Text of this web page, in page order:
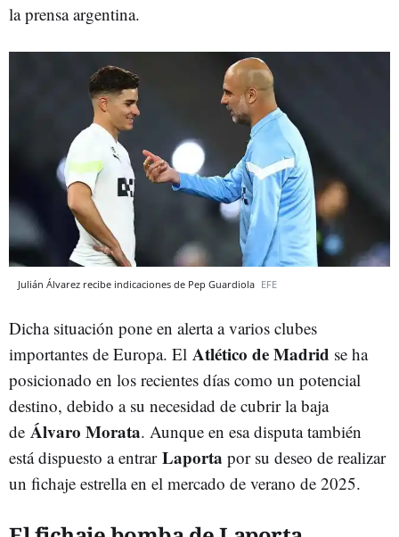
la prensa argentina.
Julián Álvarez recibe indicaciones de Pep Guardiola EFE
Dicha situación pone en alerta a varios clubes
importantes de Europa. El Atlético de Madrid se ha
posicionado en los recientes días como un potencial
destino, debido a su necesidad de cubrir la baja
de Álvaro Morata. Aunque en esa disputa también
está dispuesto a entrar Laporta por su deseo de realizar
un fichaje estrella en el mercado de verano de 2025.